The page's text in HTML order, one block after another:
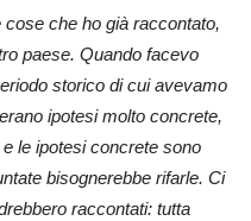
che ho già raccontato,
paese. Quando facevo
storico di cui avevamo
ipotesi molto concrete,
le ipotesi concrete sono
bisognerebbe rifarle. Ci
raccontati: tutta